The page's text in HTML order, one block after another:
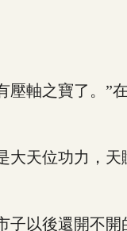
軸之寶了。”在
天位功力，天
後還開不開